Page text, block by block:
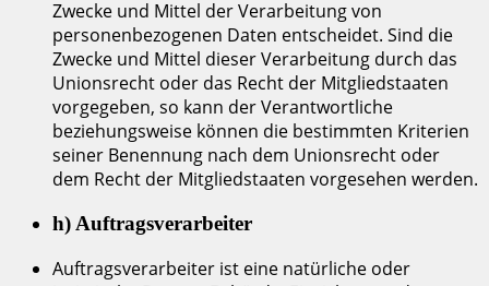
Zwecke und Mittel der Verarbeitung von
personenbezogenen Daten entscheidet. Sind die
Zwecke und Mittel dieser Verarbeitung durch das
Unionsrecht oder das Recht der Mitgliedstaaten
vorgegeben, so kann der Verantwortliche
beziehungsweise können die bestimmten Kriterien
seiner Benennung nach dem Unionsrecht oder
dem Recht der Mitgliedstaaten vorgesehen werden.
h) Auftragsverarbeiter
Auftragsverarbeiter ist eine natürliche oder